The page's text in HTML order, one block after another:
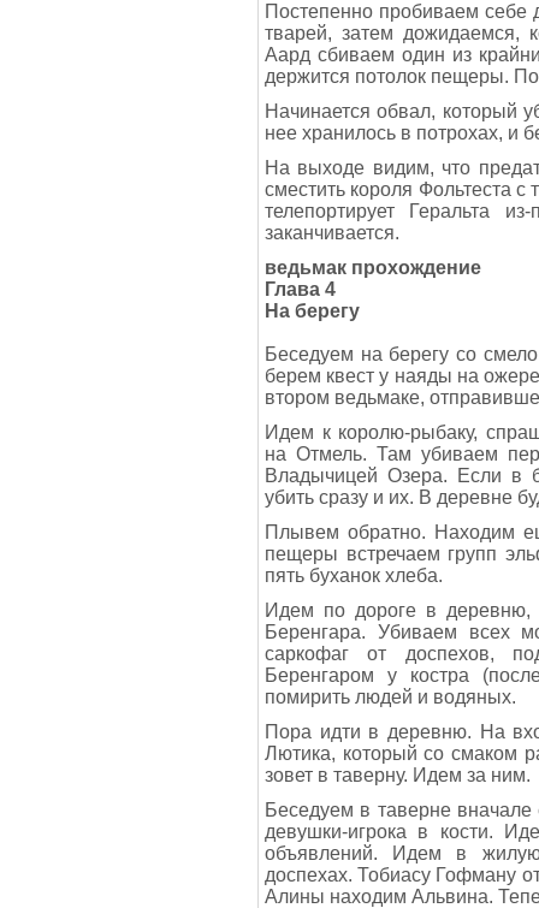
Постепенно пробиваем себе
тварей, затем дожидаемся,
Аард сбиваем один из
держится потолок пещеры.
Начинается обвал, который
нее хранилось в потрохах, и
На выходе видим, что
сместить короля Фольтеста
телепортирует Геральта
заканчивается.
ведьмак прохождение
Глава 4
На берегу
Беседуем на берегу со
берем квест у наяды на
втором ведьмаке,
Идем к королю-рыбаку,
на Отмель. Там убиваем
Владычицей Озера. Если в
убить сразу и их. В деревне
Плывем обратно. Находим
пещеры встречаем групп
пять буханок хлеба.
Идем по дороге в деревню,
Беренгара. Убиваем всех
саркофаг от доспехов,
Беренгаром у костра
помирить людей и водяных.
Пора идти в деревню. На
Лютика, который со смаком
зовет в таверну. Идем за ним.
Беседуем в таверне
девушки-игрока в кости.
объявлений. Идем в
доспехах. Тобиасу Гофману
Алины находим Альвина.